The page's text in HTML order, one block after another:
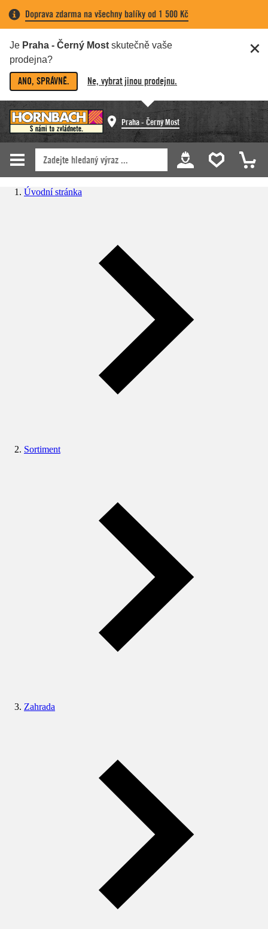
Doprava zdarma na všechny balíky od 1 500 Kč
Je Praha - Černý Most skutečně vaše
prodejna?
ANO, SPRÁVNĚ. Ne, vybrat jinou prodejnu.
Praha - Černý Most
Úvodní stránka
Sortiment
Zahrada